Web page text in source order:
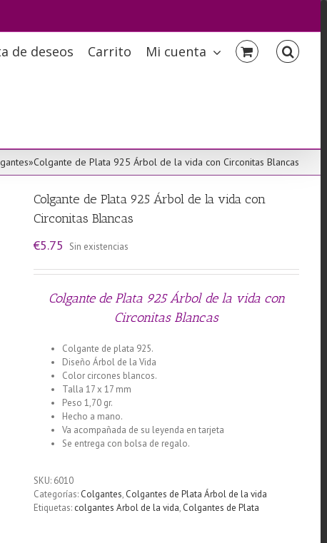
de deseos Carrito Mi cuenta
»Colgante de Plata 925 Árbol de la vida con Circonitas Blancas
Colgante de Plata 925 Árbol de la vida con
Circonitas Blancas
€5.75 Sin existencias
Colgante de Plata 925 Árbol de la vida con
Circonitas Blancas
Colgante de plata 925.
Diseño Árbol de la Vida
Color circones blancos.
Talla 17 x 17 mm
Peso 1,70 gr.
Hecho a mano.
Va acompañada de su leyenda en tarjeta
Se entrega con bolsa de regalo.
SKU: 6010
Categorías: Colgantes, Colgantes de Plata Árbol de la vida
Etiquetas: colgantes Arbol de la vida, Colgantes de Plata